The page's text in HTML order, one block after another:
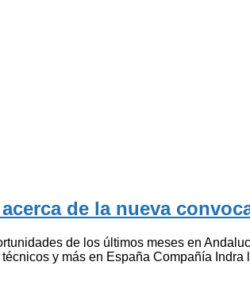
de la nueva
de los últimos meses en
y más en España Compañía